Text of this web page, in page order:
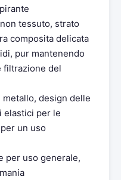
tessuto, strato
composita delicata
pur mantenendo
filtrazione del
design delle
elastici per le
un uso
per uso generale,